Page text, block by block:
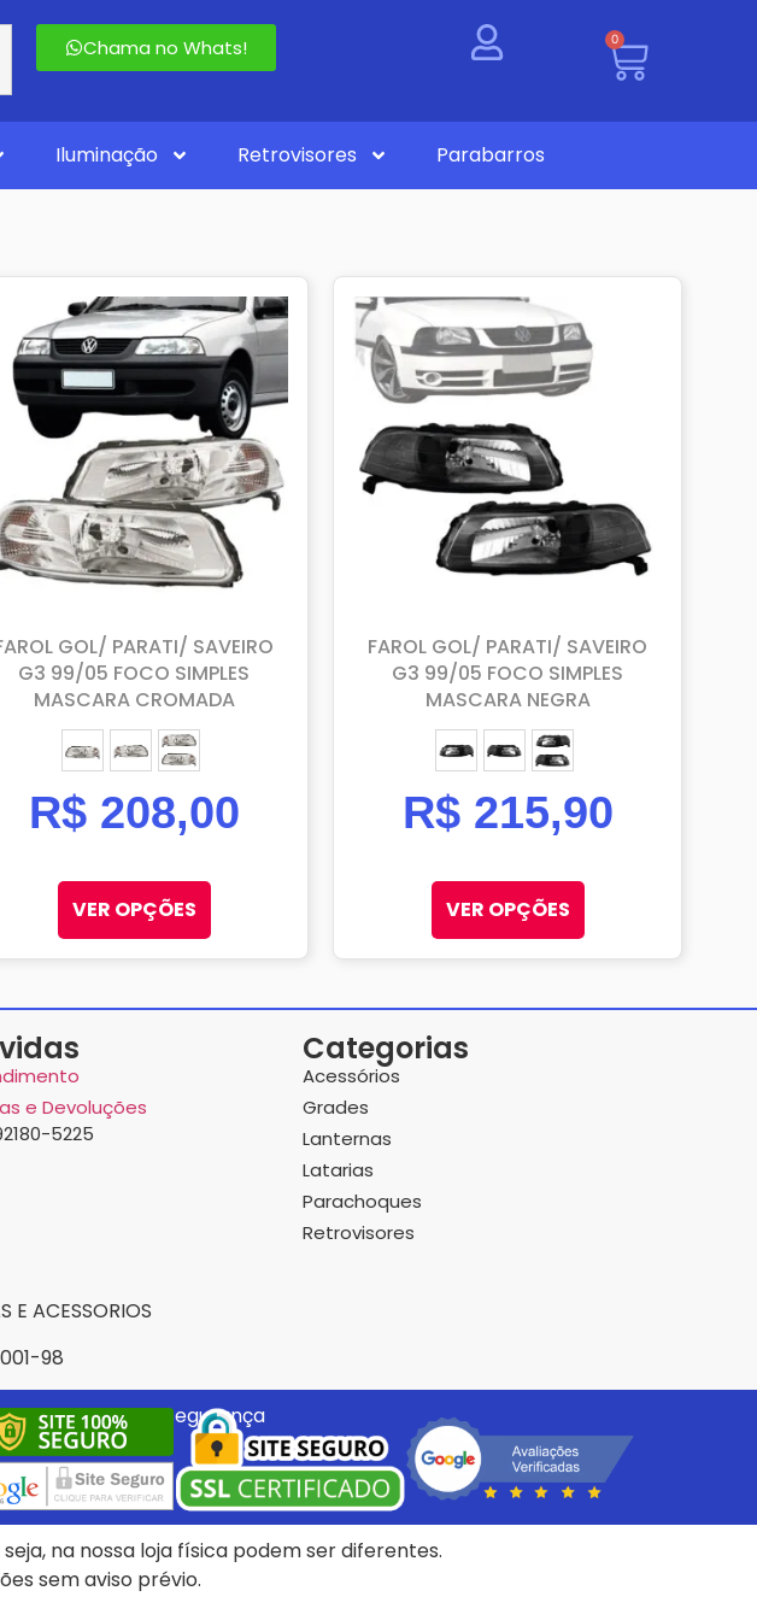
Chama no Whats! 0
Iluminação Retrovisores Parabarros
GOL/ PARATI/ SAVEIRO
G3 99/05 FOCO SIMPLES
MASCARA CROMADA
ESQUERDO (MOTORISTA)
DIREITO (PASSAGEIRO)
PAR
R$208,00
VER OPÇÕES
FAROL GOL/ PARATI/ SAVEIRO
G3 99/05 FOCO SIMPLES
MASCARA NEGRA
ESQUERDO (MOTORISTA)
DIREITO (PASSAGEIRO)
PAR
R$215,90
VER OPÇÕES
e Devoluções
5225
Categorias
Acessórios
Grades
Lanternas
Latarias
Parachoques
Retrovisores
E ACESSORIOS
98
e certificados de segurança
na nossa loja física podem ser diferentes.
sem aviso prévio.